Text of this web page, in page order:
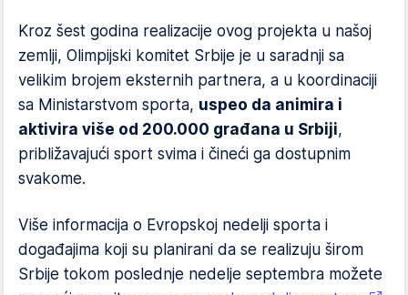
Kroz šest godina realizacije ovog projekta u našoj
zemlji, Olimpijski komitet Srbije je u saradnji sa
velikim brojem eksternih partnera, a u koordinaciji
sa Ministarstvom sporta, uspeo da animira i
aktivira više od 200.000 građana u Srbiji,
približavajući sport svima i čineći ga dostupnim
svakome.
Više informacija o Evropskoj nedelji sporta i
događajima koji su planirani da se realizuju širom
Srbije tokom poslednje nedelje septembra možete